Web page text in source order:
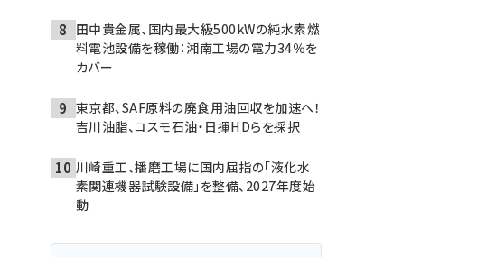
田中貴金属、国内最大級500kWの純水素燃
料電池設備を稼働：湘南工場の電力34％を
カバー
東京都、SAF原料の廃食用油回収を加速へ！
吉川油脂、コスモ石油・日揮HDらを採択
川崎重工、播磨工場に国内屈指の「液化水
素関連機器試験設備」を整備、2027年度始
動